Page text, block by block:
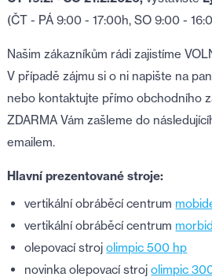
(ČT - PÁ 9:00 - 17:00h, SO 9:00 -
Našim zákazníkům rádi zajistíme
V případě zájmu si o ni napište na
nebo kontaktujte přímo obchodního
ZDARMA Vám zašleme do
emailem.
Hlavní prezentované stroje:
vertikální obráběcí centrum
vertikální obráběcí centrum
olepovací strojolimpic 500 hp
novinka olepovací strojolimpic